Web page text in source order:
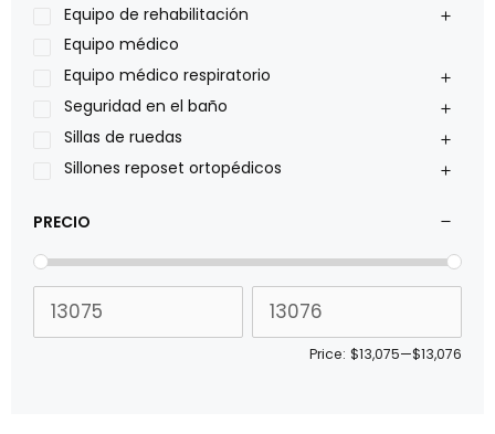
Pride
Roho
Sillas de ruedas Everest Jennings
Stealth products
Xiehe Medical
Equipo de rehabilitación
Equipo médico
Equipo médico respiratorio
Seguridad en el baño
Sillas de ruedas
Sillones reposet ortopédicos
PRECIO
Price: $13,075—$13,076